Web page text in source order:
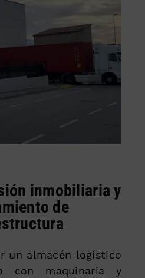
inmobiliaria y
de
un almacén logístico
con maquinaria y